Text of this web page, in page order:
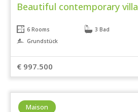
6 Rooms 3 Bad
Grundstück
€ 997.500
Maison